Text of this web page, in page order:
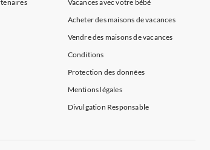
Vacances avec votre bébé
Acheter des maisons de vacances
Vendre des maisons de vacances
Conditions
Protection des données
Mentions légales
Divulgation Responsable